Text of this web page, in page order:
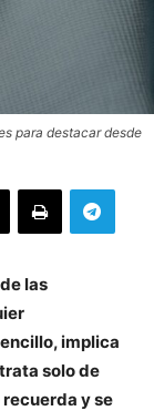
para destacar desde
las
implica
solo de
recuerda y se